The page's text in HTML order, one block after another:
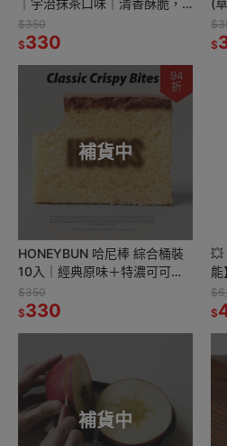
抹茶控必試！
$350
$330
$
補貨中
94
折
HONEYBUN 哈尼棒 綜合桶裝
10入｜經典原味＋特濃可可｜
酥脆不膩 雙重美味一次滿足
$350
$330
💥
能
車（灰）
中
$
補貨中